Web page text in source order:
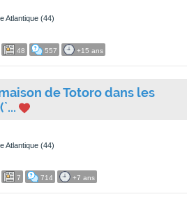
Atlantique (44)
48 557 +15 ans
de Totoro dans les
Atlantique (44)
7 714 +7 ans